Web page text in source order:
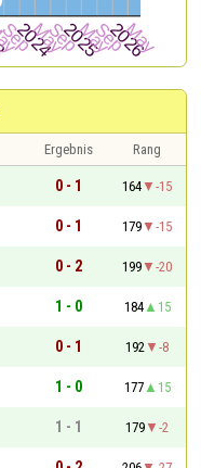
Ergebnis
Rang
0 - 1 164
-15
0 - 1 179
-15
0 - 2 199
-20
1 - 0 184
15
0 - 1 192
-8
1 - 0 177
15
1 - 1 179
-2